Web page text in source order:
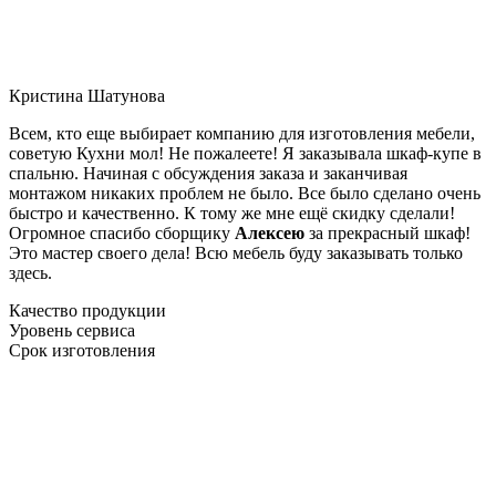
Кристина Шатунова
Всем, кто еще выбирает компанию для изготовления мебели,
советую Кухни мол! Не пожалеете! Я заказывала шкаф-купе в
спальню. Начиная с обсуждения заказа и заканчивая
монтажом никаких проблем не было. Все было сделано очень
быстро и качественно. К тому же мне ещё скидку сделали!
Огромное спасибо сборщику Алексею за прекрасный шкаф!
Это мастер своего дела! Всю мебель буду заказывать только
здесь.
Качество продукции
Уровень сервиса
Срок изготовления